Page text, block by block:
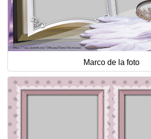
Marco de la foto